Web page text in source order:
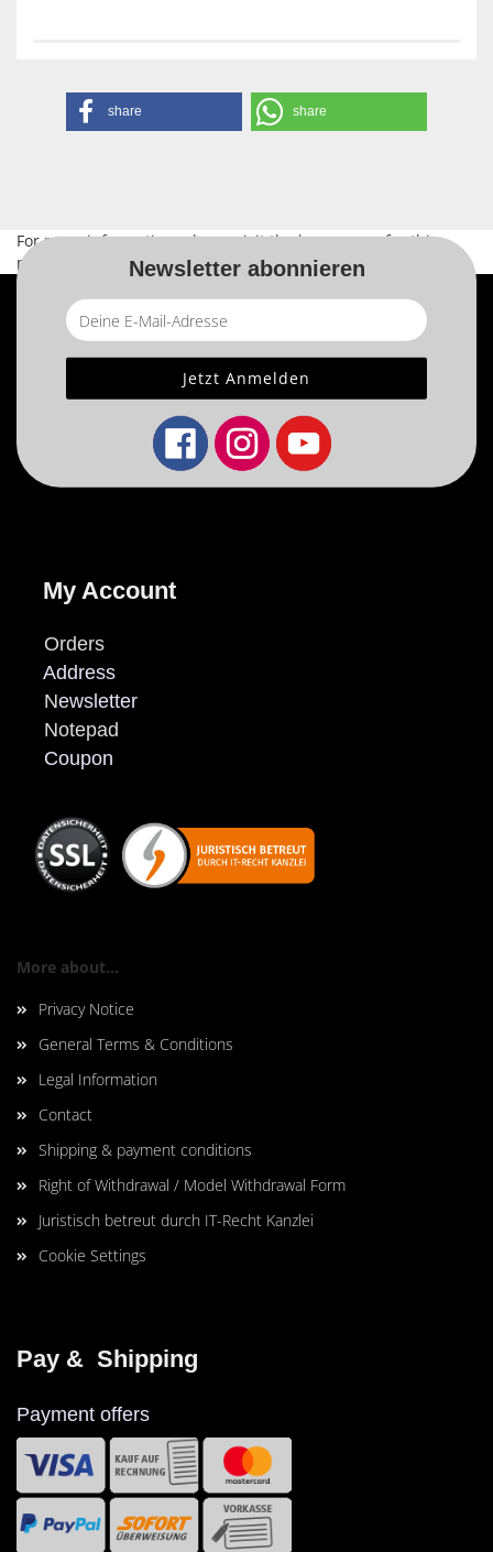
share share
For more information, please visit thehome pagefor this
product.
Newsletter abonnieren
My Account
Orders
Address
Newsletter
Notepad
Coupon
More about...
Privacy Notice
General Terms & Conditions
Legal Information
Contact
Shipping & payment conditions
Right of Withdrawal / Model Withdrawal Form
Juristisch betreut durch IT-Recht Kanzlei
Cookie Settings
Pay &  Shipping
Payment offers